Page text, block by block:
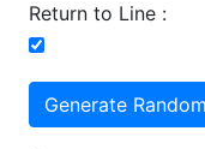
Return to Line :